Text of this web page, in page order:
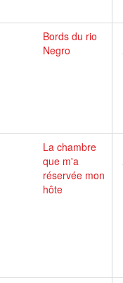
Bords du rio
Negro
La chambre
que m'a
réservée mon
hôte